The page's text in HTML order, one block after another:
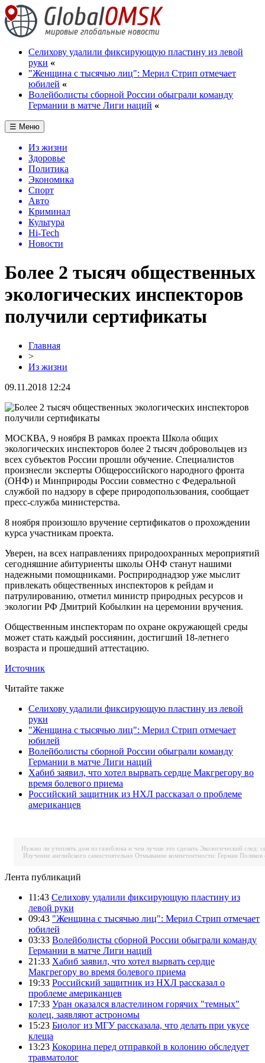
Селихову удалили фиксирующую пластину из левой
руки «
"Женщина с тысячью лиц": Мерил Стрип отмечает
юбилей «
Волейболисты сборной России обыграли команду
Германии в матче Лиги наций «
☰ Меню
Из жизни
Здоровье
Политика
Экономика
Спорт
Авто
Криминал
Культура
Hi-Tech
Новости
Более 2 тысяч общественных
экологических инспекторов
получили сертификаты
Главная
>
Из жизни
09.11.2018 12:24
МОСКВА, 9 ноября В рамках проекта Школа общих
экологических инспекторов более 2 тысяч добровольцев из
всех субъектов России прошли обучение. Специалистов
произнесли эксперты Общероссийского народного фронта
(ОНФ) и Минприроды России совместно с Федеральной
службой по надзору в сфере природопользования, сообщает
пресс-служба министерства.
8 ноября произошло вручение сертификатов о прохождении
курса участникам проекта.
Уверен, на всех направлениях природоохранных мероприятий
сегодняшние абитуриенты школы ОНФ станут нашими
надежными помощниками. Росприроднадзор уже мыслит
привлекать общественных инспекторов к рейдам и
патрулированию, отметил министр природных ресурсов и
экологии РФ Дмитрий Кобылкин на церемонии вручения.
Общественным инспекторам по охране окружающей среды
может стать каждый россиянин, достигший 18-летнего
возраста и прошедший аттестацию.
Источник
Читайте также
Селихову удалили фиксирующую пластину из левой
руки
"Женщина с тысячью лиц": Мерил Стрип отмечает
юбилей
Волейболисты сборной России обыграли команду
Германии в матче Лиги наций
Хабиб заявил, что хотел вырвать сердце Макгрегору во
время болевого приема
Российский защитник из НХЛ рассказал о проблеме
американцев
Нужно ли утеплять дом из газоблока и чем лучше это сделать Экологический след:
Изучение английского самостоятельно Отмывание компетентности: Герман
Лента публикаций
11:43 Селихову удалили фиксирующую пластину из
левой руки
09:43 "Женщина с тысячью лиц": Мерил Стрип отмечает
юбилей
03:33 Волейболисты сборной России обыграли команду
Германии в матче Лиги наций
21:33 Хабиб заявил, что хотел вырвать сердце
Макгрегору во время болевого приема
19:33 Российский защитник из НХЛ рассказал о
проблеме американцев
17:33 Уран оказался властелином горячих "темных"
колец, заявляют астрономы
15:23 Биолог из МГУ рассказала, что делать при укусе
клеща
13:23 Кокорина перед отправкой в колонию обследует
травматолог